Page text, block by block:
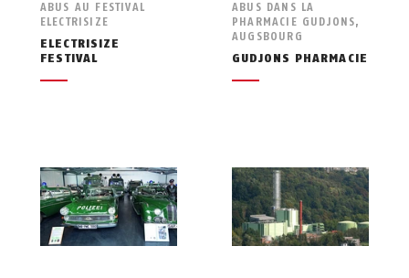
ABUS AU FESTIVAL
ELECTRISIZE
ELECTRISIZE
FESTIVAL
ABUS DANS LA
PHARMACIE GUDJONS,
AUGSBOURG
GUDJONS PHARMACIE